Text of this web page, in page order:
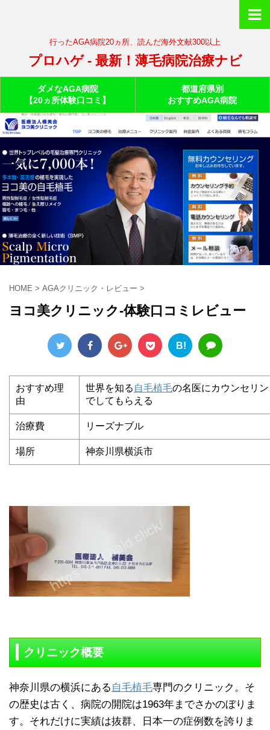
行ったAGA病院20ヵ所、読んだ海外文献300以上
プロハゲ - 最新！薄毛病院治療ナビ
ダメなAGA病院
【20ヵ所体験口コミ】
都道府県別
おすすめAGA病院
HOME > AGAクリニック・レビュー >
ヨコ美クリニック-体験口コミレビュー
B!
おすすめ理
由
世界を知る 自毛植毛の名医にカウンセリ
でしてもらえる
治療費 リーズナブル
場所 神奈川県横浜市
クリニック概要
神奈川県の横浜にある 自毛植毛専門のクリニック。そ
の歴史は古く、病院の開院は1963年までさかのぼりま
す。それだけに実績は抜群、日本一の症例数を誇りま